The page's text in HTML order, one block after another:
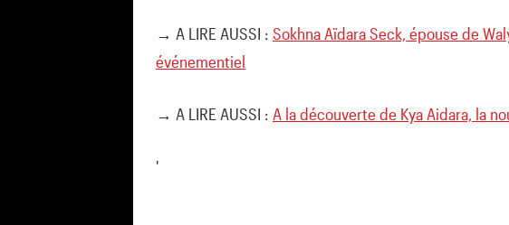
→ A LIRE AUSSI : Sokhna Aïdara Seck, épouse de
événementiel
→ A LIRE AUSSI : A la découverte de Kya Aidara, la
'